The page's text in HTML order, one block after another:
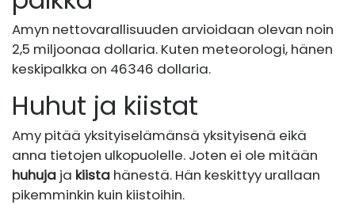
Amyn nettovarallisuuden arvioidaan olevan noin
2,5 miljoonaa dollaria. Kuten meteorologi, hänen
keskipalkka on 46346 dollaria.
Huhut ja kiistat
Amy pitää yksityiselämänsä yksityisenä eikä
anna tietojen ulkopuolelle. Joten ei ole mitään
huhuja ja kiista hänestä. Hän keskittyy urallaan
pikemminkin kuin kiistoihin.